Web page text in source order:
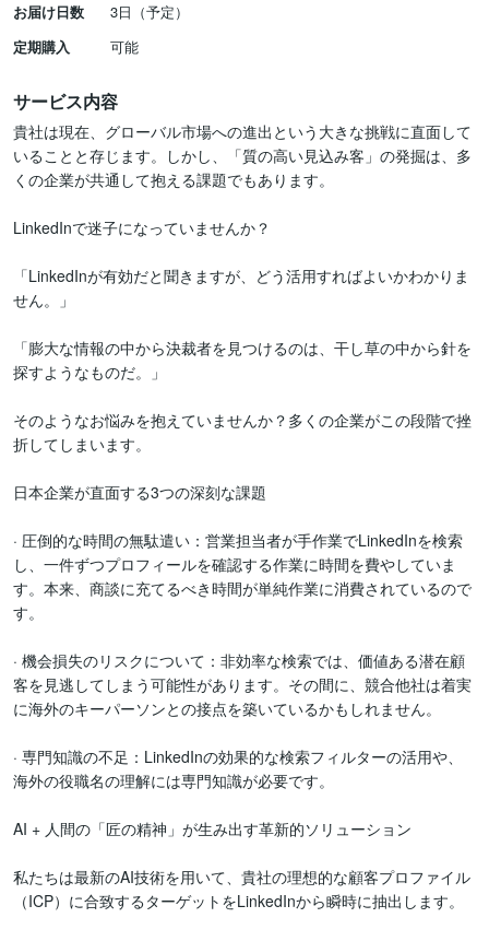
お届け日数
3日（予定）
定期購入
可能
サービス内容
貴社は現在、グローバル市場への進出という大きな挑戦に直面して
いることと存じます。しかし、「質の高い見込み客」の発掘は、多
くの企業が共通して抱える課題でもあります。
LinkedInで迷子になっていませんか？
「LinkedInが有効だと聞きますが、どう活用すればよいかわかりま
せん。」
「膨大な情報の中から決裁者を見つけるのは、干し草の中から針を
探すようなものだ。」
そのようなお悩みを抱えていませんか？多くの企業がこの段階で挫
折してしまいます。
日本企業が直面する3つの深刻な課題
· 圧倒的な時間の無駄遣い：営業担当者が手作業でLinkedInを検索
し、一件ずつプロフィールを確認する作業に時間を費やしていま
す。本来、商談に充てるべき時間が単純作業に消費されているので
す。
· 機会損失のリスクについて：非効率な検索では、価値ある潜在顧
客を見逃してしまう可能性があります。その間に、競合他社は着実
に海外のキーパーソンとの接点を築いているかもしれません。
· 専門知識の不足：LinkedInの効果的な検索フィルターの活用や、
海外の役職名の理解には専門知識が必要です。
AI + 人間の「匠の精神」が生み出す革新的ソリューション
私たちは最新のAI技術を用いて、貴社の理想的な顧客プロファイル
（ICP）に合致するターゲットをLinkedInから瞬時に抽出します。